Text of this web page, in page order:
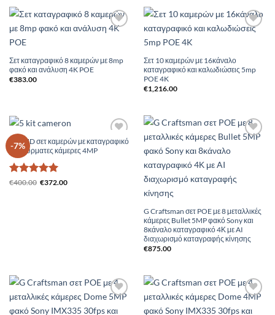
Add to
Σετ καταγραφικό 8 καμερών με 8mp
φακό και ανάλυση 4K POE
€383.00
Add to
Σετ 10 καμερών με 16κάναλο
καταγραφικό και καλωδιώσεις 5mp
POE 4K
€1,216.00
-7%
Add to
kit UHD σετ καμερών με καταγραφικό
με ασύρματες κάμερες 4MP
Βαθμολογήθηκε
€400.00 Original
€372.00Η
G Craftsman σετ POE με 8 μεταλλικές
κάμερες Bullet 5MP φακό Sony και
8κάναλο καταγραφικό 4Κ με AI
διαχωρισμό καταγραφής κίνησης
€875.00
Wishlist
Wishlist